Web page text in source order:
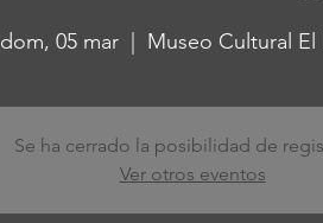
dom, 05 mar
  |
Museo Cultural El
Se ha cerrado la posibilidad de
Ver otros eventos